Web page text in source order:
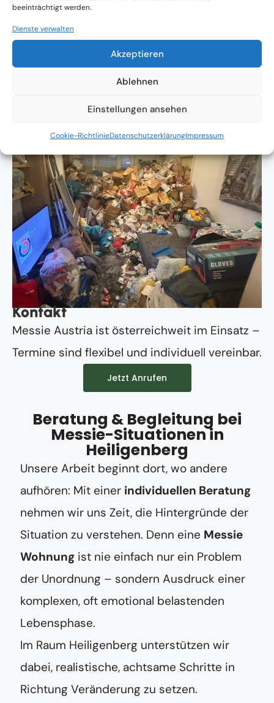
beeinträchtigt werden.
Dienste verwalten
Akzeptieren
Ablehnen
Einstellungen ansehen
Cookie-RichtlinieDatenschutzerklärungImpressum
Verfügbarkeit: Österreichweit
Absolute Diskretion & keine
Zusammenarbeit mit Ämtern ohne
Einverständnis
Kontakt
Messie Austria ist österreichweit im Einsatz –
Termine sind flexibel und individuell vereinbar.
Jetzt Anrufen
Beratung & Begleitung bei
Messie-Situationen in
Heiligenberg
Unsere Arbeit beginnt dort, wo andere
aufhören: Mit einer individuellen Beratung
nehmen wir uns Zeit, die Hintergründe der
Situation zu verstehen. Denn eine Messie
Wohnung ist nie einfach nur ein Problem
der Unordnung – sondern Ausdruck einer
komplexen, oft emotional belastenden
Lebensphase.
Im Raum Heiligenberg unterstützen wir
dabei, realistische, achtsame Schritte in
Richtung Veränderung zu setzen.